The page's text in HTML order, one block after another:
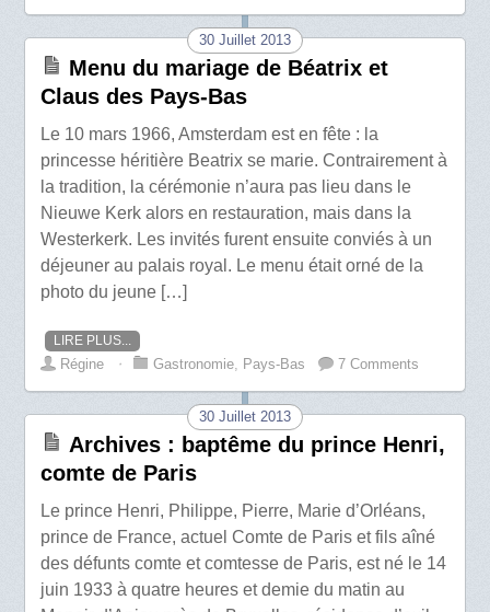
30 Juillet 2013
Menu du mariage de Béatrix et
Claus des Pays-Bas
Le 10 mars 1966, Amsterdam est en fête : la
princesse héritière Beatrix se marie. Contrairement à
la tradition, la cérémonie n’aura pas lieu dans le
Nieuwe Kerk alors en restauration, mais dans la
Westerkerk. Les invités furent ensuite conviés à un
déjeuner au palais royal. Le menu était orné de la
photo du jeune […]
LIRE PLUS...
Régine ⋅ Gastronomie, Pays-Bas 7 Comments
30 Juillet 2013
Archives : baptême du prince Henri,
comte de Paris
Le prince Henri, Philippe, Pierre, Marie d’Orléans,
prince de France, actuel Comte de Paris et fils aîné
des défunts comte et comtesse de Paris, est né le 14
juin 1933 à quatre heures et demie du matin au